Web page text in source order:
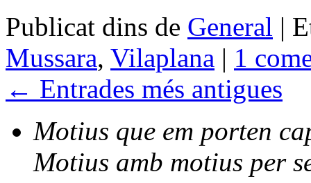
Publicat dins de General |
Mussara, Vilaplana | 1
← Entrades més antigues
Motius que em porten
Motius amb motius per